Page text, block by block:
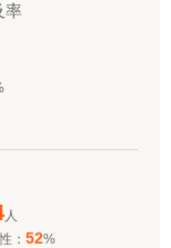
率
人
： 52%